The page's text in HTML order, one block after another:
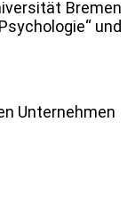
Bremen
und
Unternehmen